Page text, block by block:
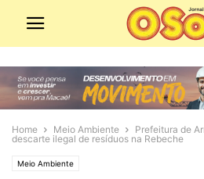
Home Meio Ambiente
Prefeitura de
descarte ilegal de resíduos na Rebeche
Meio Ambiente